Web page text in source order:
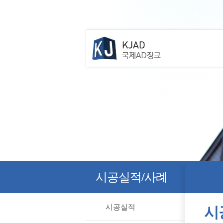
시공실적/사례
시공실적